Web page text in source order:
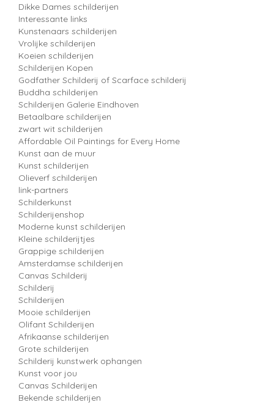
Dikke Dames schilderijen
Interessante links
Kunstenaars schilderijen
Vrolijke schilderijen
Koeien schilderijen
Schilderijen Kopen
Godfather Schilderij of Scarface schilderij
Buddha schilderijen
Schilderijen Galerie Eindhoven
Betaalbare schilderijen
zwart wit schilderijen
Affordable Oil Paintings for Every Home
Kunst aan de muur
Kunst schilderijen
Olieverf schilderijen
link-partners
Schilderkunst
Schilderijenshop
Moderne kunst schilderijen
Kleine schilderijtjes
Grappige schilderijen
Amsterdamse schilderijen
Canvas Schilderij
Schilderij
Schilderijen
Mooie schilderijen
Olifant Schilderijen
Afrikaanse schilderijen
Grote schilderijen
Schilderij kunstwerk ophangen
Kunst voor jou
Canvas Schilderijen
Bekende schilderijen